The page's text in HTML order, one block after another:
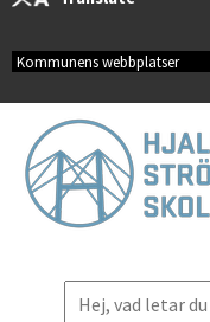
Kommunala webbplatser